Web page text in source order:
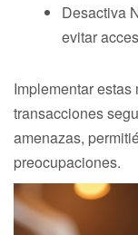
Desactiva
evitar
Implementar
transacciones
amenazas,
preocupaciones.